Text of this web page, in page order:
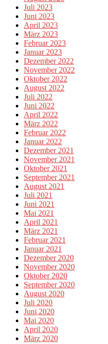
Juli 2023
Juni 2023
April 2023
März 2023
Februar 2023
Januar 2023
Dezember 2022
November 2022
Oktober 2022
August 2022
Juli 2022
Juni 2022
April 2022
März 2022
Februar 2022
Januar 2022
Dezember 2021
November 2021
Oktober 2021
September 2021
August 2021
Juli 2021
Juni 2021
Mai 2021
April 2021
März 2021
Februar 2021
Januar 2021
Dezember 2020
November 2020
Oktober 2020
September 2020
August 2020
Juli 2020
Juni 2020
Mai 2020
April 2020
März 2020